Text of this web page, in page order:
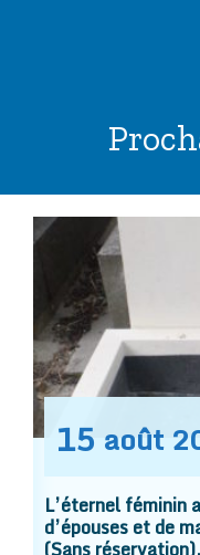
15 août
L’éternel féminin
d’épouses et de